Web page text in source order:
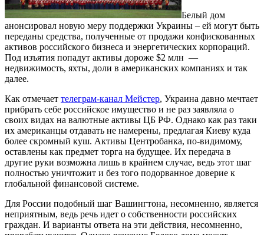
Белый дом
анонсировал новую меру поддержки Украины – ей могут быть
переданы средства, полученные от продажи конфискованных
активов российского бизнеса и энергетических корпораций.
Под изъятия попадут активы дороже $2 млн —
недвижимость, яхты, доли в американских компаниях и так
далее.
Как отмечает телеграм-канал Мейстер, Украина давно мечтает
прибрать себе российское имущество и не раз заявляла о
своих видах на валютные активы ЦБ РФ. Однако как раз таки
их американцы отдавать не намерены, предлагая Киеву куда
более скромный куш. Активы Центробанка, по-видимому,
оставлены как предмет торга на будущее. Их передача в
другие руки возможна лишь в крайнем случае, ведь этот шаг
полностью уничтожит и без того подорванное доверие к
глобальной финансовой системе.
Для России подобный шаг Вашингтона, несомненно, является
неприятным, ведь речь идет о собственности российских
граждан. И варианты ответа на эти действия, несомненно,